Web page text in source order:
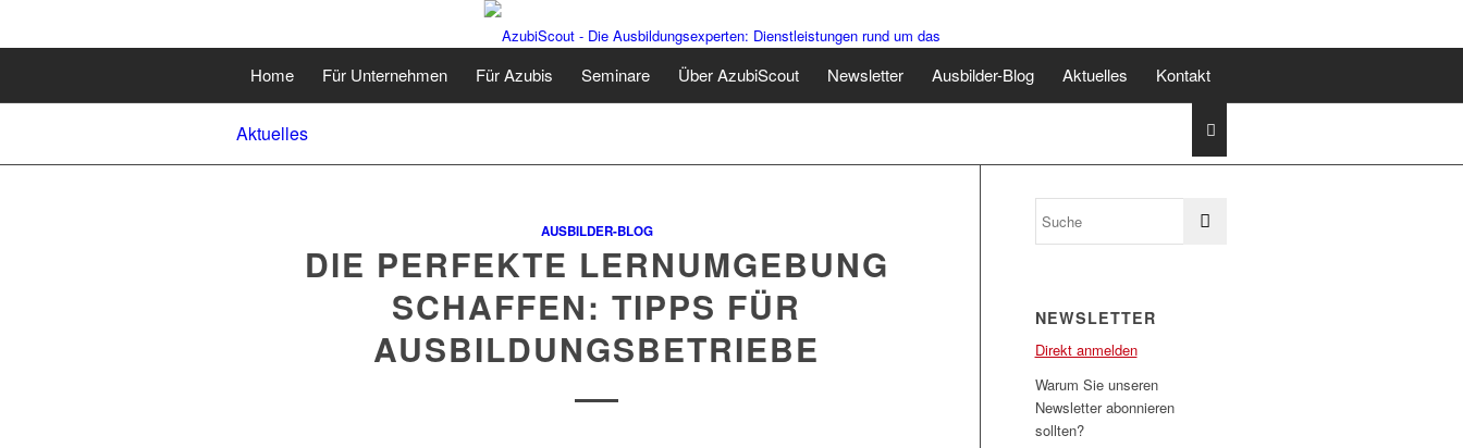
Home Für Unternehmen Für Azubis Seminare Über AzubiScout Newsletter Ausbilder-Blog Aktuelles Kontakt
Aktuelles
AUSBILDER-BLOG
DIE PERFEKTE LERNUMGEBUNG
SCHAFFEN: TIPPS FÜR
AUSBILDUNGSBETRIEBE
NEWSLETTER
Direkt anmelden
Warum Sie unseren
Newsletter abonnieren
sollten?